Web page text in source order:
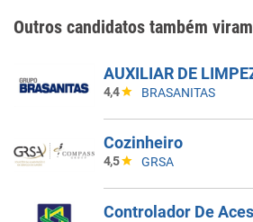
Outros candidatos também viram
4,4 BRASANITAS
Cozinheiro
4,5 GRSA